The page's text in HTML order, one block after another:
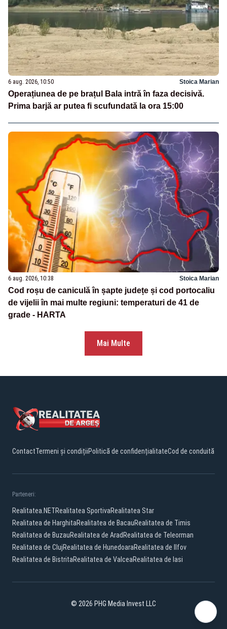
6 aug. 2026, 10:50 Stoica Marian
Operațiunea de pe brațul Bala intră în faza decisivă.
Prima barjă ar putea fi scufundată la ora 15:00
6 aug. 2026, 10:38 Stoica Marian
Cod roșu de caniculă în șapte județe și cod portocaliu
de vijelii în mai multe regiuni: temperaturi de 41 de
grade - HARTA
Mai Multe
ContactTermeni și condițiiPolitică de confidențialitateCod de conduită
Parteneri:
Realitatea.NETRealitatea SportivaRealitatea Star
Realitatea de HarghitaRealitatea de BacauRealitatea de Timis
Realitatea de BuzauRealitatea de Arad Realitatea de Teleorman
Realitatea de ClujRealitatea de HunedoaraRealitatea de Ilfov
Realitatea de BistritaRealitatea de ValceaRealitatea de Iasi
© 2026 PHG Media Invest LLC